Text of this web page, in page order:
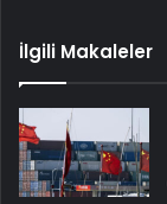
İlgili Makaleler